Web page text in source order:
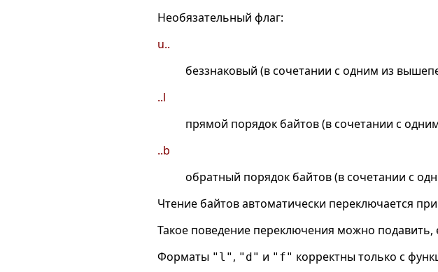
Необязательный флаг:
u..
беззнаковый (в сочетании с одним из
..l
прямой порядок байтов (в сочетании с
..b
обратный порядок байтов (в сочетании с
Чтение байтов автоматически переключается
Такое поведение переключения можно
Форматы "l" , "d" и "f" корректны только с